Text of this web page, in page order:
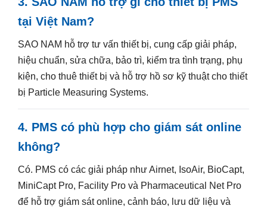
tại Việt Nam?
SAO NAM hỗ trợ tư vấn thiết bị, cung cấp giải pháp,
hiệu chuẩn, sửa chữa, bảo trì, kiểm tra tình trạng, phụ
kiện, cho thuê thiết bị và hỗ trợ hồ sơ kỹ thuật cho thiết
bị Particle Measuring Systems.
4. PMS có phù hợp cho giám sát online
không?
Có. PMS có các giải pháp như Airnet, IsoAir, BioCapt,
MiniCapt Pro, Facility Pro và Pharmaceutical Net Pro
để hỗ trợ giám sát online, cảnh báo, lưu dữ liệu và